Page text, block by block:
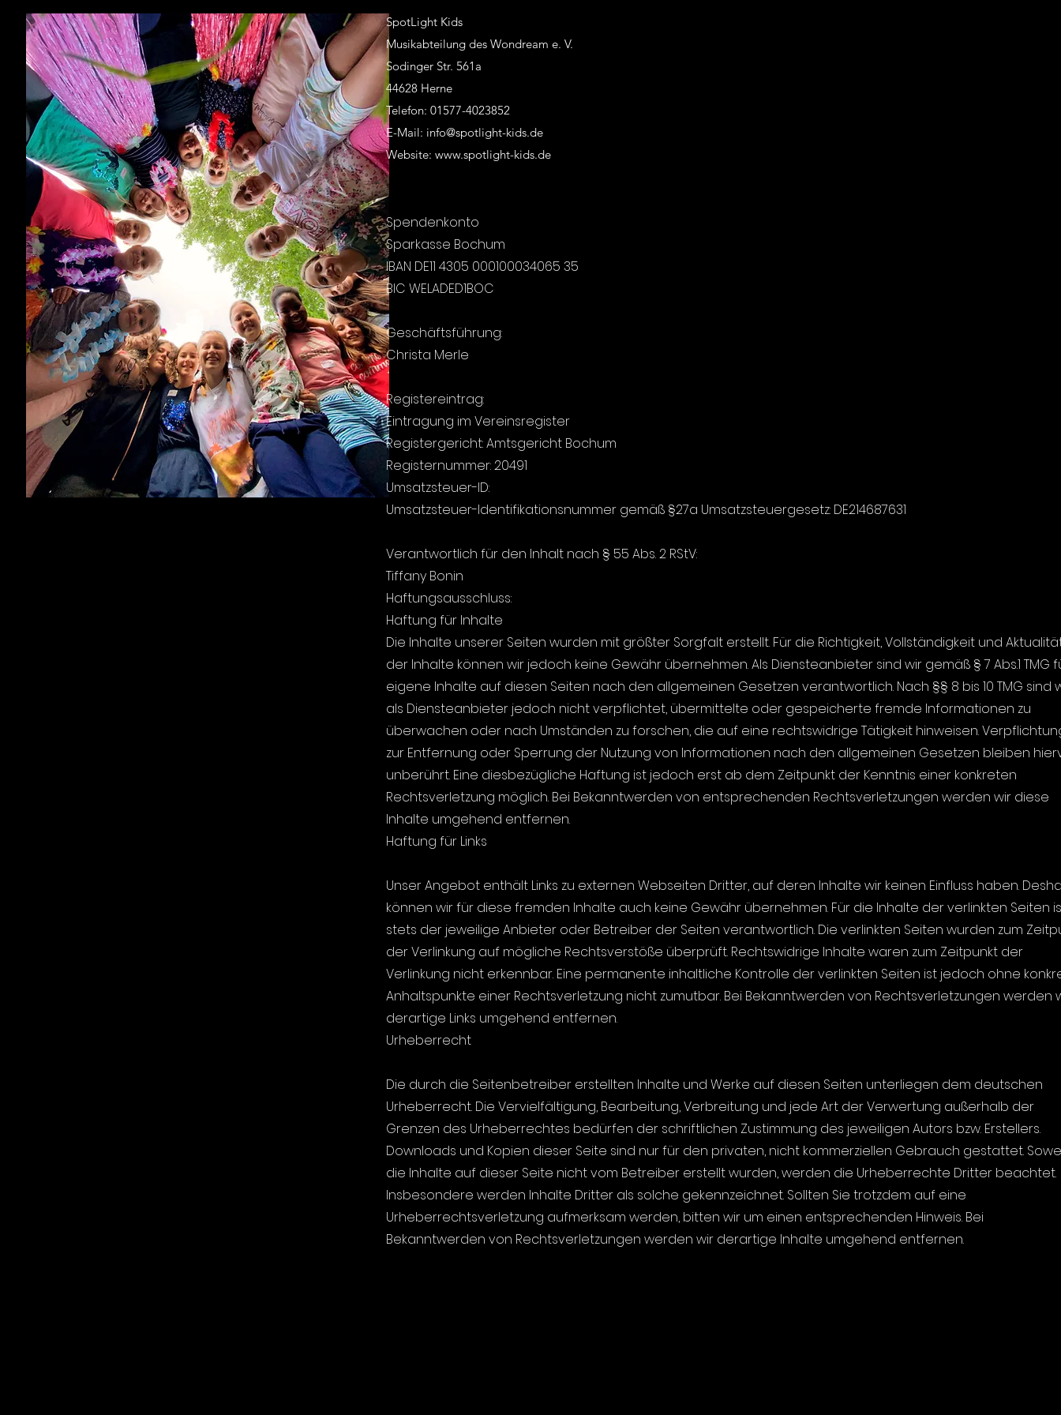
SpotLight Kids
Musikabteilung des Wondream e. V.
Sodinger Str. 561a
44628 Herne
Telefon: 01577-4023852
E-Mail: info@spotlight-kids.de
Website: www.spotlight-kids.de
Spendenkonto
Sparkasse Bochum
IBAN DE11 4305 000100034065 35
BIC WELADED1BOC
Geschäftsführung:
Christa Merle
Registereintrag:
Eintragung im Vereinsregister
Registergericht: Amtsgericht Bochum
Registernummer: 20491
Umsatzsteuer-ID:
Umsatzsteuer-Identifikationsnummer gemäß §27a Umsatzsteuergesetz: DE214687631
Verantwortlich für den Inhalt nach § 55 Abs. 2 RStV:
Tiffany Bonin
Haftungsausschluss:
Haftung für Inhalte
Die Inhalte unserer Seiten wurden mit größter Sorgfalt erstellt. Für die Richtigkeit, Vollständigkeit und
der Inhalte können wir jedoch keine Gewähr übernehmen. Als Diensteanbieter sind wir gemäß § 7 Abs.1 TMG
eigene Inhalte auf diesen Seiten nach den allgemeinen Gesetzen verantwortlich. Nach §§ 8 bis 10 TMG sind
als Diensteanbieter jedoch nicht verpflichtet, übermittelte oder gespeicherte fremde Informationen zu
überwachen oder nach Umständen zu forschen, die auf eine rechtswidrige Tätigkeit hinweisen.
zur Entfernung oder Sperrung der Nutzung von Informationen nach den allgemeinen Gesetzen bleiben
unberührt. Eine diesbezügliche Haftung ist jedoch erst ab dem Zeitpunkt der Kenntnis einer konkreten
Rechtsverletzung möglich. Bei Bekanntwerden von entsprechenden Rechtsverletzungen werden wir diese
Inhalte umgehend entfernen.
Haftung für Links
Unser Angebot enthält Links zu externen Webseiten Dritter, auf deren Inhalte wir keinen Einfluss haben.
können wir für diese fremden Inhalte auch keine Gewähr übernehmen. Für die Inhalte der verlinkten Seiten
stets der jeweilige Anbieter oder Betreiber der Seiten verantwortlich. Die verlinkten Seiten wurden zum
der Verlinkung auf mögliche Rechtsverstöße überprüft. Rechtswidrige Inhalte waren zum Zeitpunkt der
Verlinkung nicht erkennbar. Eine permanente inhaltliche Kontrolle der verlinkten Seiten ist jedoch ohne
Anhaltspunkte einer Rechtsverletzung nicht zumutbar. Bei Bekanntwerden von Rechtsverletzungen werden
derartige Links umgehend entfernen.
Urheberrecht
Die durch die Seitenbetreiber erstellten Inhalte und Werke auf diesen Seiten unterliegen dem deutschen
Urheberrecht. Die Vervielfältigung, Bearbeitung, Verbreitung und jede Art der Verwertung außerhalb der
Grenzen des Urheberrechtes bedürfen der schriftlichen Zustimmung des jeweiligen Autors bzw. Erstellers.
Downloads und Kopien dieser Seite sind nur für den privaten, nicht kommerziellen Gebrauch gestattet.
die Inhalte auf dieser Seite nicht vom Betreiber erstellt wurden, werden die Urheberrechte Dritter beachtet.
Insbesondere werden Inhalte Dritter als solche gekennzeichnet. Sollten Sie trotzdem auf eine
Urheberrechtsverletzung aufmerksam werden, bitten wir um einen entsprechenden Hinweis. Bei
Bekanntwerden von Rechtsverletzungen werden wir derartige Inhalte umgehend entfernen.